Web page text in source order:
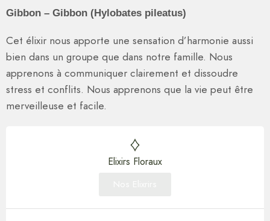
Gibbon – Gibbon (Hylobates pileatus)
Cet élixir nous apporte une sensation d’harmonie aussi
bien dans un groupe que dans notre famille. Nous
apprenons à communiquer clairement et dissoudre
stress et conflits. Nous apprenons que la vie peut être
merveilleuse et facile.
Elixirs Floraux